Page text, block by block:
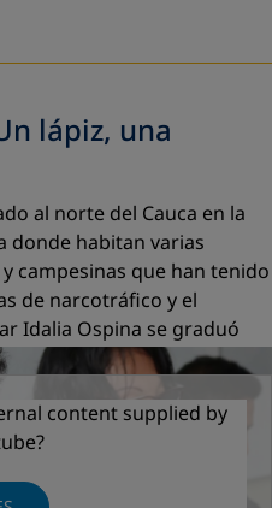
lápiz, una
al norte del Cauca en la
donde habitan varias
campesinas que han tenido
de narcotráfico y el
Idalia Ospina se graduó
el programa
hacia la paz”. Un proyecto
de 3 municipios en el
la Universidad Pedagógica.
content supplied by
?